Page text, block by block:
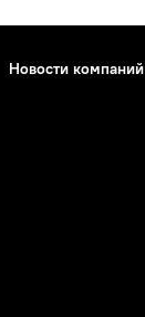
Новости компаний